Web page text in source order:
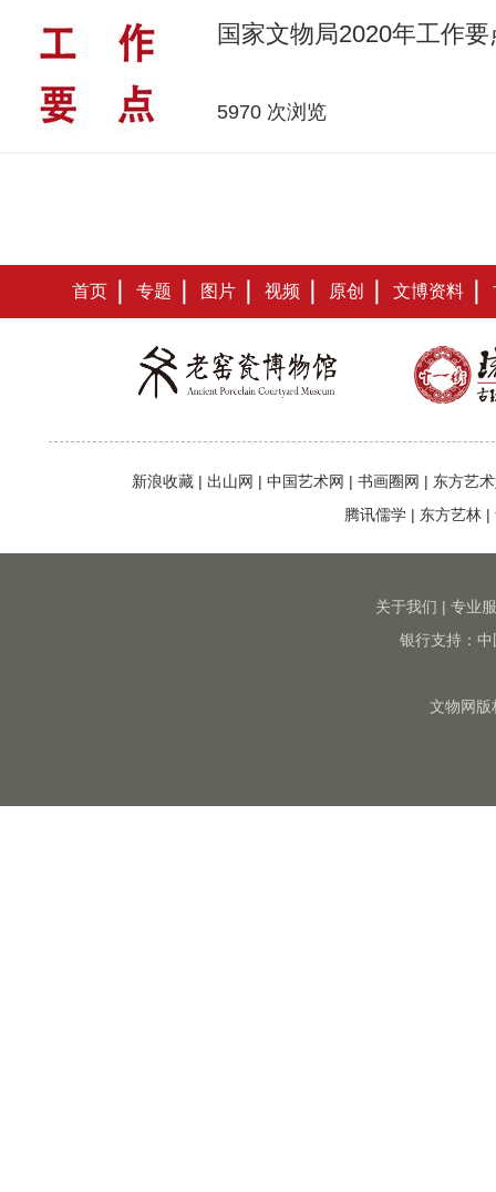
国家文物局2020年工作要
5970 次浏览
首页 专题 图片 视频 原创 文博资料
新浪收藏 | 出山网 | 中国艺术网 | 书画圈网 | 东方艺
腾讯儒学 | 东方艺林 |
关于我们 | 专业
银行支持：
文物网